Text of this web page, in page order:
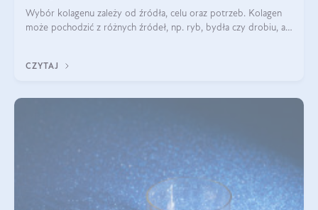
Wybór kolagenu zależy od źródła, celu oraz potrzeb. Kolagen
może pochodzić z różnych źródeł, np. ryb, bydła czy drobiu, a
bydlęcy.
CZYTAJ